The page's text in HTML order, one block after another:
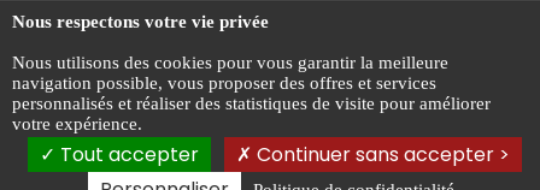
Conditions générales de vente
Mentions légales
Politique de confidentialité
Gestion des cookies
Nous respectons votre vie privée
Nous utilisons des cookies pour vous garantir la meilleure
navigation possible, vous proposer des offres et services
personnalisés et réaliser des statistiques de visite pour améliorer
votre expérience.
Tout accepter
Continuer sans accepter >